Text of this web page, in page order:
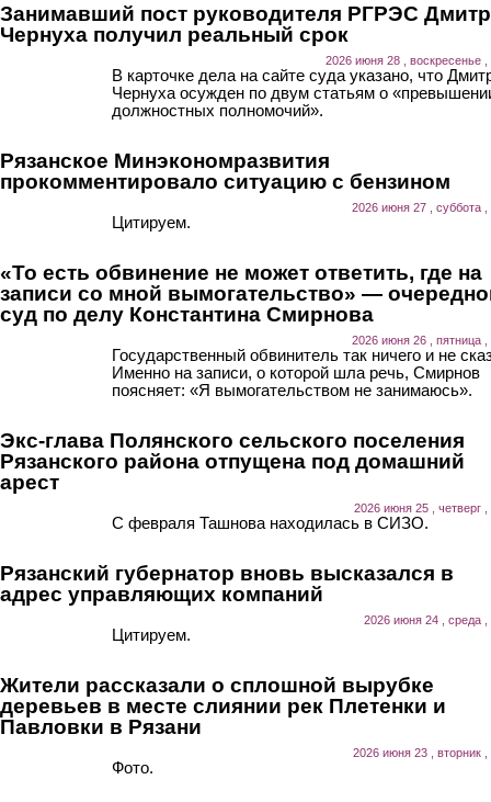
Занимавший пост руководителя РГРЭС
Чернуха получил реальный срок
2026 июня 28 , воскресенье ,
В карточке дела на сайте суда указано, что
Чернуха осужден по двум статьям о
должностных полномочий».
Рязанское Минэкономразвития
прокомментировало ситуацию с бензином
2026 июня 27 , суббота ,
Цитируем.
«То есть обвинение не может ответить, где на
записи со мной вымогательство» —
суд по делу Константина Смирнова
2026 июня 26 , пятница ,
Государственный обвинитель так ничего и не
Именно на записи, о которой шла речь, Смирнов
поясняет: «Я вымогательством не занимаюсь».
Экс-глава Полянского сельского поселения
Рязанского района отпущена под домашний
арест
2026 июня 25 , четверг ,
С февраля Ташнова находилась в СИЗО.
Рязанский губернатор вновь высказался в
адрес управляющих компаний
2026 июня 24 , среда ,
Цитируем.
Жители рассказали о сплошной вырубке
деревьев в месте слиянии рек Плетенки и
Павловки в Рязани
2026 июня 23 , вторник ,
Фото.